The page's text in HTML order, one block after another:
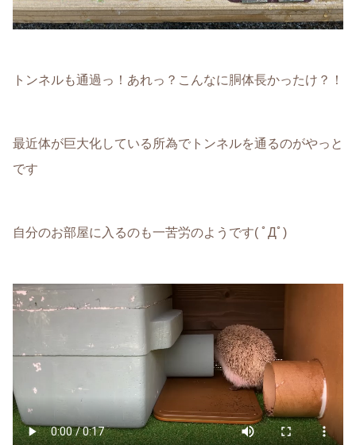
トンネルも通過っ！あれっ？こんなに胴体長かったけ？！
最近体が巨大化している所為でトンネルを通るのがやっと
です
自分のお部屋に入るのも一苦労のようです( ﾟДﾟ)